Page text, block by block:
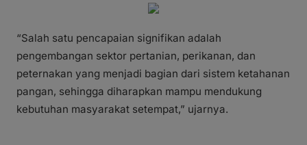
“Salah satu pencapaian signifikan adalah
pengembangan sektor pertanian, perikanan, dan
peternakan yang menjadi bagian dari sistem ketahanan
pangan, sehingga diharapkan mampu mendukung
kebutuhan masyarakat setempat,” ujarnya.